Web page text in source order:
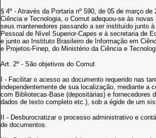
§ 4º - Através da Portaria nº 590, de 05 de março
Ciência e Tecnologia, o Comut adequou-se às
seus mantenedores passando a ser instituído junto
Pessoal de Nível Superior-Capes e à secretaria de
e junto ao Instituto Brasileiro de Informação em
e Projetos-Finep, do Ministério da Ciência e
Art. 2º - São objetivos do Comut
I - Facilitar o acesso ao documento requerido nas
independentemente de sua localização, mediante a
com Bibliotecas-Base (depositárias) e fornecedores
dados de texto completo etc.), sob a égide de um
II - Desburocratizar o processo administrativo e
de documentos.